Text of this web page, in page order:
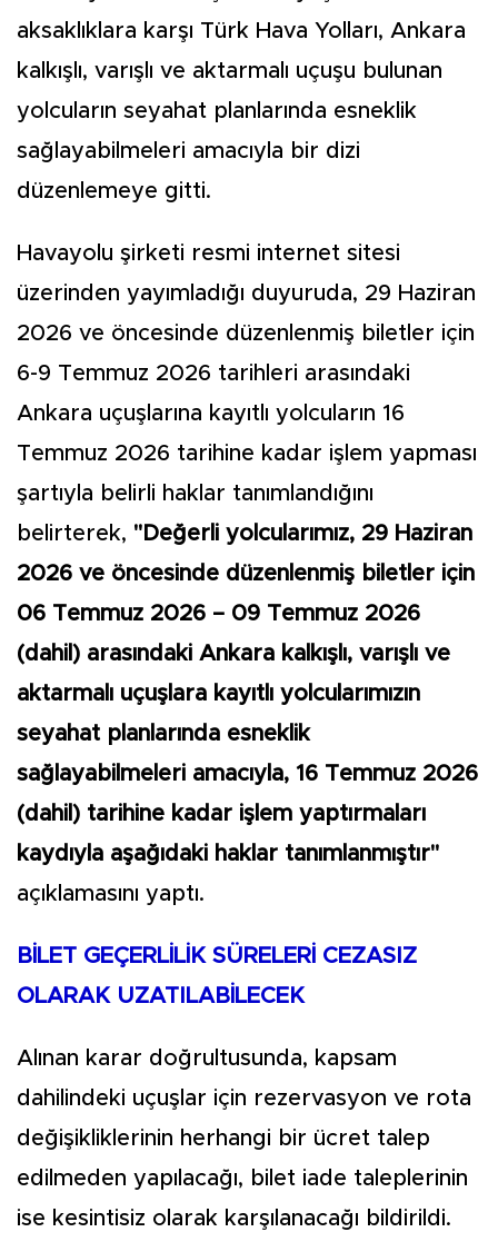
aksaklıklara karşı Türk Hava Yolları, Ankara
kalkışlı, varışlı ve aktarmalı uçuşu bulunan
yolcuların seyahat planlarında esneklik
sağlayabilmeleri amacıyla bir dizi
düzenlemeye gitti.
Havayolu şirketi resmi internet sitesi
üzerinden yayımladığı duyuruda, 29 Haziran
2026 ve öncesinde düzenlenmiş biletler için
6-9 Temmuz 2026 tarihleri arasındaki
Ankara uçuşlarına kayıtlı yolcuların 16
Temmuz 2026 tarihine kadar işlem yapması
şartıyla belirli haklar tanımlandığını
belirterek, "Değerli yolcularımız, 29 Haziran
2026 ve öncesinde düzenlenmiş biletler için
06 Temmuz 2026 – 09 Temmuz 2026
(dahil) arasındaki Ankara kalkışlı, varışlı ve
aktarmalı uçuşlara kayıtlı yolcularımızın
seyahat planlarında esneklik
sağlayabilmeleri amacıyla, 16 Temmuz 2026
(dahil) tarihine kadar işlem yaptırmaları
kaydıyla aşağıdaki haklar tanımlanmıştır"
açıklamasını yaptı.
BİLET GEÇERLİLİK SÜRELERİ CEZASIZ
OLARAK UZATILABİLECEK
Alınan karar doğrultusunda, kapsam
dahilindeki uçuşlar için rezervasyon ve rota
değişikliklerinin herhangi bir ücret talep
edilmeden yapılacağı, bilet iade taleplerinin
ise kesintisiz olarak karşılanacağı bildirildi.